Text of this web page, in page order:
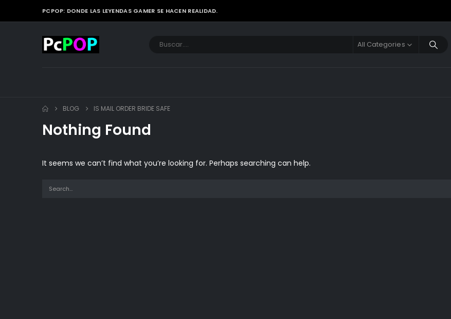
PCPOP: DONDE LAS LEYENDAS GAMER SE HACEN REALIDAD.
All Categories
BLOG IS MAIL ORDER BRIDE SAFE
Nothing Found
It seems we can’t find what you’re looking for. Perhaps searching can help.